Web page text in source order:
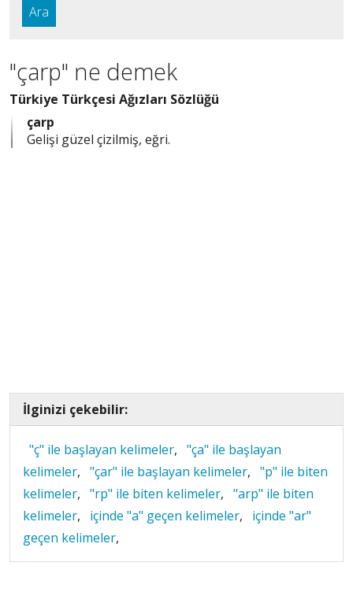
Ara
"çarp" ne demek
Türkiye Türkçesi Ağızları Sözlüğü
çarp
Gelişi güzel çizilmiş, eğri.
İlginizi çekebilir:
"ç" ile başlayan kelimeler, "ça" ile başlayan
kelimeler, "çar" ile başlayan kelimeler, "p" ile biten
kelimeler, "rp" ile biten kelimeler, "arp" ile biten
kelimeler, içinde "a" geçen kelimeler,
içinde "ar"
geçen kelimeler,